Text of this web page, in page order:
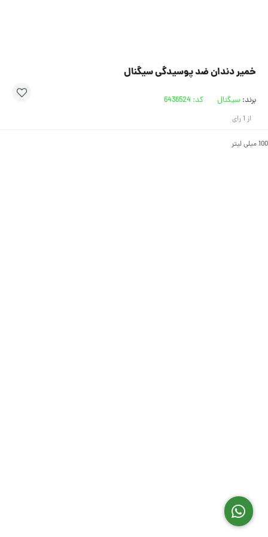
خمیر دندان ضد پوسیدگی سیگنال
برند:سیگنال کد:6436524
رای